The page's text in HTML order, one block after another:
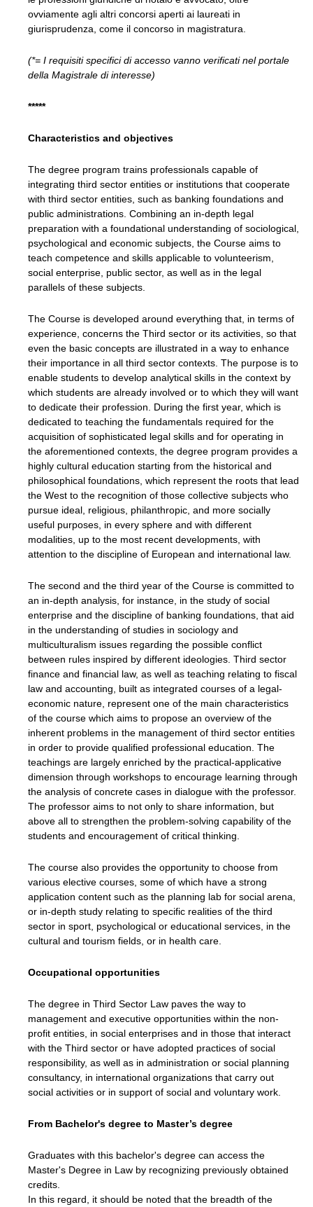
ovviamente agli altri concorsi aperti ai laureati in
giurisprudenza, come il concorso in magistratura.
(*= I requisiti specifici di accesso vanno verificati nel portale
della Magistrale di interesse)
*****
Characteristics and objectives
The degree program trains professionals capable of
integrating third sector entities or institutions that cooperate
with third sector entities, such as banking foundations and
public administrations. Combining an in-depth legal
preparation with a foundational understanding of sociological,
psychological and economic subjects, the Course aims to
teach competence and skills applicable to volunteerism,
social enterprise, public sector, as well as in the legal
parallels of these subjects.
The Course is developed around everything that, in terms of
experience, concerns the Third sector or its activities, so that
even the basic concepts are illustrated in a way to enhance
their importance in all third sector contexts. The purpose is to
enable students to develop analytical skills in the context by
which students are already involved or to which they will want
to dedicate their profession. During the first year, which is
dedicated to teaching the fundamentals required for the
acquisition of sophisticated legal skills and for operating in
the aforementioned contexts, the degree program provides a
highly cultural education starting from the historical and
philosophical foundations, which represent the roots that lead
the West to the recognition of those collective subjects who
pursue ideal, religious, philanthropic, and more socially
useful purposes, in every sphere and with different
modalities, up to the most recent developments, with
attention to the discipline of European and international law.
The second and the third year of the Course is committed to
an in-depth analysis, for instance, in the study of social
enterprise and the discipline of banking foundations, that aid
in the understanding of studies in sociology and
multiculturalism issues regarding the possible conflict
between rules inspired by different ideologies. Third sector
finance and financial law, as well as teaching relating to fiscal
law and accounting, built as integrated courses of a legal-
economic nature, represent one of the main characteristics
of the course which aims to propose an overview of the
inherent problems in the management of third sector entities
in order to provide qualified professional education. The
teachings are largely enriched by the practical-applicative
dimension through workshops to encourage learning through
the analysis of concrete cases in dialogue with the professor.
The professor aims to not only to share information, but
above all to strengthen the problem-solving capability of the
students and encouragement of critical thinking.
The course also provides the opportunity to choose from
various elective courses, some of which have a strong
application content such as the planning lab for social arena,
or in-depth study relating to specific realities of the third
sector in sport, psychological or educational services, in the
cultural and tourism fields, or in health care.
Occupational opportunities
The degree in Third Sector Law paves the way to
management and executive opportunities within the non-
profit entities, in social enterprises and in those that interact
with the Third sector or have adopted practices of social
responsibility, as well as in administration or social planning
consultancy, in international organizations that carry out
social activities or in support of social and voluntary work.
From Bachelor's degree to Master’s degree
Graduates with this bachelor's degree can access the
Master's Degree in Law by recognizing previously obtained
credits.
In this regard, it should be noted that the breadth of the